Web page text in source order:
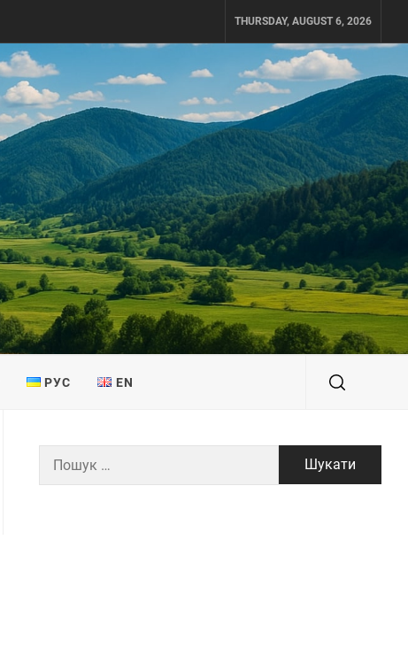
THURSDAY, AUGUST 6, 2026
РУС EN